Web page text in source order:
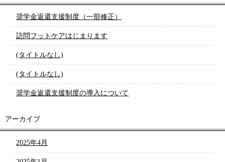
奨学金返還支援制度（一部修正）
訪問フットケアはじまります
(タイトルなし)
(タイトルなし)
奨学金返還支援制度の導入について
アーカイブ
2025年4月